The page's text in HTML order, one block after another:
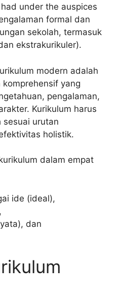
under the auspices
formal dan
sekolah, termasuk
ekstrakurikuler).
modern adalah
yang
pengalaman,
Kurikulum harus
urutan
holistik.
dalam empat
ide (ideal),
dan